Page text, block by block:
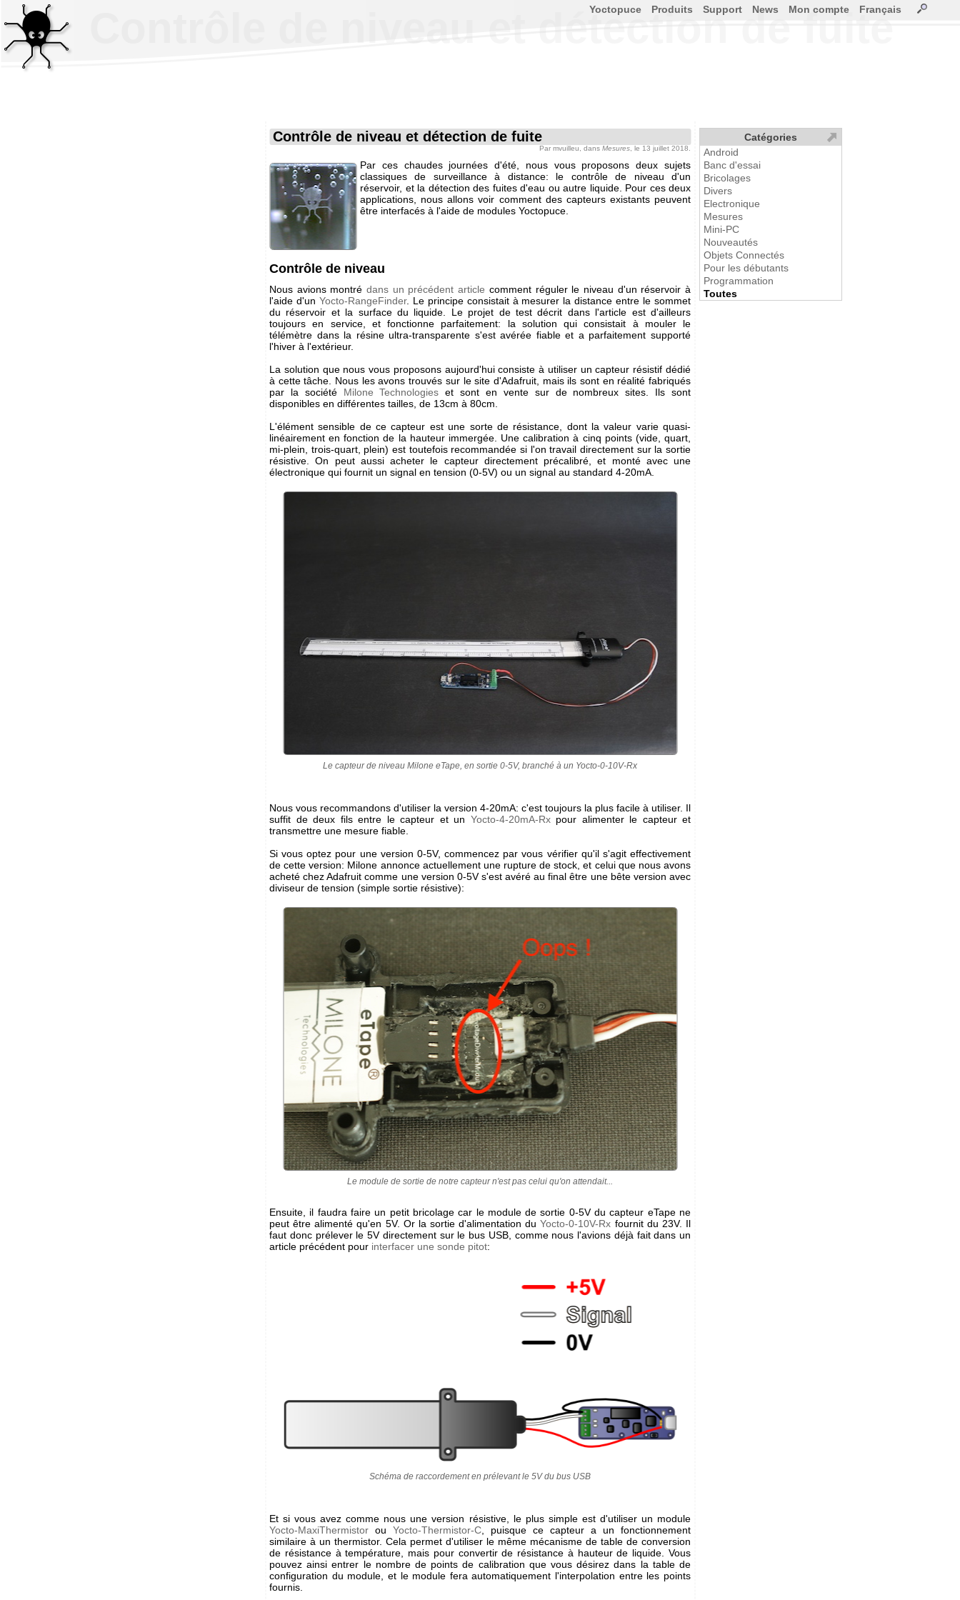
Contrôle de niveau et détection de fuite
Contrôle de niveau et détection de fuite
Par mvuilleu , dans Mesures , le 13 juillet 2018.
Par ces chaudes journées d'été, nous vous proposons deux sujets
classiques de surveillance à distance: le contrôle de niveau d'un
réservoir, et la détection des fuites d'eau ou autre liquide. Pour ces deux
applications, nous allons voir comment des capteurs existants peuvent
être interfacés à l'aide de modules Yoctopuce.
Contrôle de niveau
Nous avions montrédans un précédent article comment réguler le niveau d'un réservoir à
l'aide d'un Yocto-RangeFinder. Le principe consistait à mesurer la distance entre le sommet
du réservoir et la surface du liquide. Le projet de test décrit dans l'article est d'ailleurs
toujours en service, et fonctionne parfaitement: la solution qui consistait à mouler le
télémètre dans la résine ultra-transparente s'est avérée fiable et a parfaitement supporté
l'hiver à l'extérieur.
La solution que nous vous proposons aujourd'hui consiste à utiliser un capteur résistif dédié
à cette tâche. Nous les avons trouvés sur le site d'Adafruit, mais ils sont en réalité fabriqués
par la société Milone Technologies et sont en vente sur de nombreux sites. Ils sont
disponibles en différentes tailles, de 13cm à 80cm.
L'élément sensible de ce capteur est une sorte de résistance, dont la valeur varie quasi-
linéairement en fonction de la hauteur immergée. Une calibration à cinq points (vide, quart,
mi-plein, trois-quart, plein) est toutefois recommandée si l'on travail directement sur la sortie
résistive. On peut aussi acheter le capteur directement précalibré, et monté avec une
électronique qui fournit un signal en tension (0-5V) ou un signal au standard 4-20mA.
Le capteur de niveau Milone eTape, en sortie 0-5V, branché à un Yocto-0-10V-Rx
Nous vous recommandons d'utiliser la version 4-20mA: c'est toujours la plus facile à utiliser. Il
suffit de deux fils entre le capteur et un Yocto-4-20mA-Rxpour alimenter le capteur et
transmettre une mesure fiable.
Si vous optez pour une version 0-5V, commencez par vous vérifier qu'il s'agit effectivement
de cette version: Milone annonce actuellement une rupture de stock, et celui que nous avons
acheté chez Adafruit comme une version 0-5V s'est avéré au final être une bête version avec
diviseur de tension (simple sortie résistive):
Le module de sortie de notre capteur n'est pas celui qu'on attendait...
Ensuite, il faudra faire un petit bricolage car le module de sortie 0-5V du capteur eTape ne
peut être alimenté qu'en 5V. Or la sortie d'alimentation duYocto-0-10V-Rx fournit du 23V. Il
faut donc prélever le 5V directement sur le bus USB, comme nous l'avions déjà fait dans un
article précédent pour interfacer une sonde pitot:
Schéma de raccordement en prélevant le 5V du bus USB
Et si vous avez comme nous une version résistive, le plus simple est d'utiliser un module
Yocto-MaxiThermistor ou Yocto-Thermistor-C , puisque ce capteur a un fonctionnement
similaire à un thermistor. Cela permet d'utiliser le même mécanisme de table de conversion
de résistance à température, mais pour convertir de résistance à hauteur de liquide. Vous
pouvez ainsi entrer le nombre de points de calibration que vous désirez dans la table de
configuration du module, et le module fera automatiquement l'interpolation entre les points
fournis.
Yoctopuce Produits Support News Mon compte Français
Catégories
Android
Banc d'essai
Bricolages
Divers
Electronique
Mesures
Mini-PC
Nouveautés
Objets Connectés
Pour les débutants
Programmation
Toutes